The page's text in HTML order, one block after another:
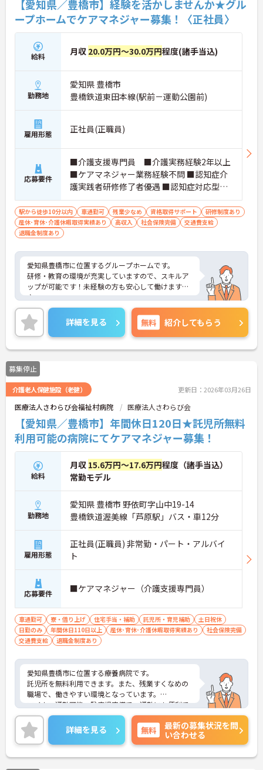
【愛知県／豊橋市】経験を活かしませんか★グル
ープホームでケアマネジャー募集！〈正社員〉
給料 月収 20.0万円～30.0万円程度(諸手当込)
勤務地
愛知県 豊橋市
豊橋鉄道東田本線(駅前－運動公園前)
雇用形態 正社員(正職員)
応募要件
■介護支援専門員 ■介護実務経験2年以上
■ケアマネジャー業務経験不問 ■認知症介
護実践者研修修了者優遇 ■認知症対応型サ
ービス事業管理研修修了者優遇
駅から徒歩10分以内 車通勤可 残業少なめ 資格取得サポート
研修制度あり
産休･育休･介護休暇取得実績あり
高収入 社会保険完備
交通費支給
退職金制度あり
愛知県豊橋市に位置するグループホームです。
研修・教育の環境が充実していますので、スキルア
ップが可能です！未経験の方も安心して働けますよ
♪
駐車場が完備されていて、マイカー通勤が可能なた
め通勤に便利です。
ご興味をお持ちの方には、詳細の情報や面接のポイ
ントをお伝えしますのでお気軽にお問い合わせくだ
さい。
詳細を見る 無料 紹介してもらう
募集停止
介護老人保健施設（老健） 更新日：2026年03月26日
医療法人さわらび会福祉村病院 医療法人さわらび会
【愛知県／豊橋市】年間休日120日★託児所無料
利用可能の病院にてケアマネジャー募集！
給料
月収 15.6万円～17.6万円程度（諸手当込）
常勤モデル
勤務地
愛知県 豊橋市 野依町字山中19-14
豊橋鉄道渥美線「芦原駅」バス・車12分
雇用形態
正社員(正職員) 非常勤・パート・アルバイ
ト
応募要件 ■ケアマネジャー（介護支援専門員）
車通勤可 寮・借り上げ 住宅手当・補助 託児所・育児補助
土日祝休
日勤のみ
年間休日110日以上 産休･育休･介護休暇取得実績あり
社会保険完備
交通費支給
退職金制度あり
愛知県豊橋市に位置する療養病院です。
託児所を無料利用できます。また、残業すくなめの
職場で、働きやすい環境となっています。
マイカー通勤可能、駐車場完備で、通勤にも便利で
す。
ご興味ある方には、面接対策ポイントなど、さらに
詳細をお話しいたしますのでお気軽にご相談くださ
い。
詳細を見る 無料
最新の募集状況を問
い合わせる